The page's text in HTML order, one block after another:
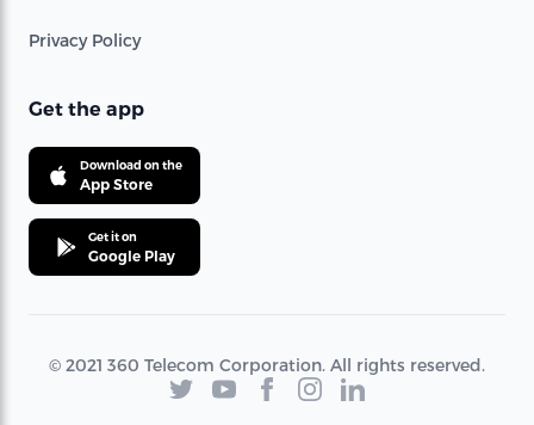
Privacy Policy
Get the app
Download on the
App Store
Get it on
Google Play
© 2021 360 Telecom Corporation. All rights reserved.